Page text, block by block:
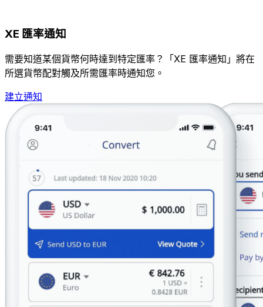
XE 匯率通知
需要知道某個貨幣何時達到特定匯率？「XE 匯率通知」將在
所選貨幣配對觸及所需匯率時通知您。
建立通知